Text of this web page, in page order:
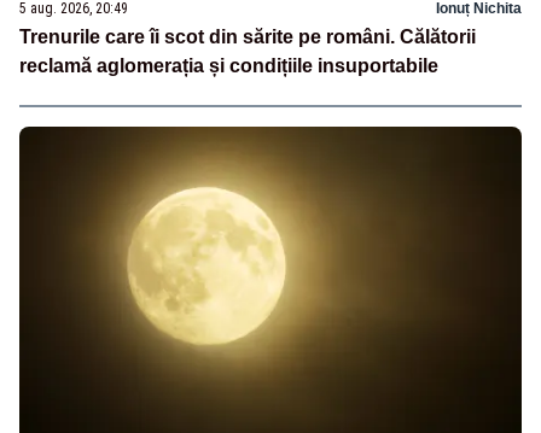
5 aug. 2026, 20:49 Ionuț Nichita
Trenurile care îi scot din sărite pe români. Călătorii
reclamă aglomerația și condițiile insuportabile